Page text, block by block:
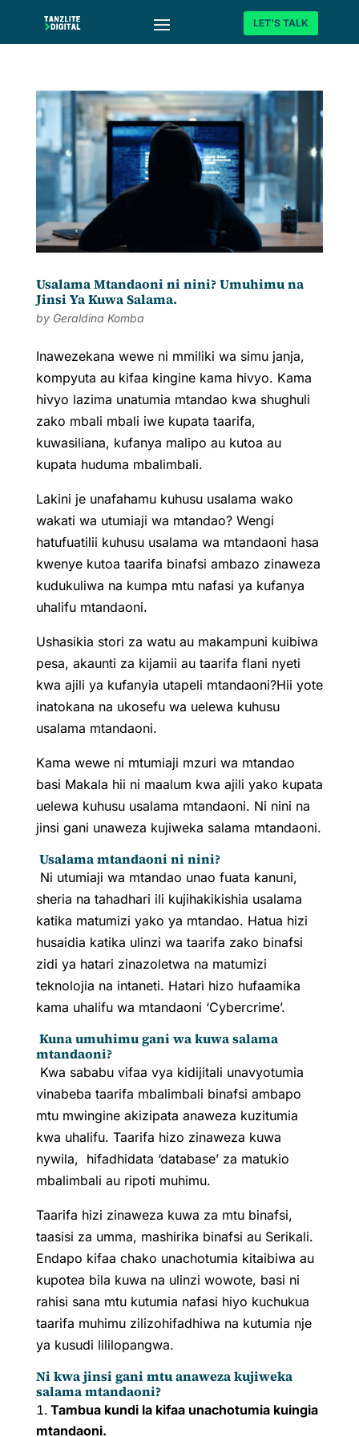
LET'S TALK
Usalama Mtandaoni ni nini? Umuhimu na
Jinsi Ya Kuwa Salama.
by Geraldina Komba
Inawezekana wewe ni mmiliki wa simu janja,
kompyuta au kifaa kingine kama hivyo. Kama
hivyo lazima unatumia mtandao kwa shughuli
zako mbali mbali iwe kupata taarifa,
kuwasiliana, kufanya malipo au kutoa au
kupata huduma mbalimbali.
Lakini je unafahamu kuhusu usalama wako
wakati wa utumiaji wa mtandao? Wengi
hatufuatilii kuhusu usalama wa mtandaoni hasa
kwenye kutoa taarifa binafsi ambazo zinaweza
kudukuliwa na kumpa mtu nafasi ya kufanya
uhalifu mtandaoni.
Ushasikia stori za watu au makampuni kuibiwa
pesa, akaunti za kijamii au taarifa flani nyeti
kwa ajili ya kufanyia utapeli mtandaoni?Hii yote
inatokana na ukosefu wa uelewa kuhusu
usalama mtandaoni.
Kama wewe ni mtumiaji mzuri wa mtandao
basi Makala hii ni maalum kwa ajili yako kupata
uelewa kuhusu usalama mtandaoni. Ni nini na
jinsi gani unaweza kujiweka salama mtandaoni.
Usalama mtandaoni ni nini?
Ni utumiaji wa mtandao unao fuata kanuni,
sheria na tahadhari ili kujihakikishia usalama
katika matumizi yako ya mtandao. Hatua hizi
husaidia katika ulinzi wa taarifa zako binafsi
zidi ya hatari zinazoletwa na matumizi
teknolojia na intaneti. Hatari hizo hufaamika
kama uhalifu wa mtandaoni ‘Cybercrime’.
Kuna umuhimu gani wa kuwa salama
mtandaoni?
Kwa sababu vifaa vya kidijitali unavyotumia
vinabeba taarifa mbalimbali binafsi ambapo
mtu mwingine akizipata anaweza kuzitumia
kwa uhalifu. Taarifa hizo zinaweza kuwa
nywila, hifadhidata ‘database’ za matukio
mbalimbali au ripoti muhimu.
Taarifa hizi zinaweza kuwa za mtu binafsi,
taasisi za umma, mashirika binafsi au Serikali.
Endapo kifaa chako unachotumia kitaibiwa au
kupotea bila kuwa na ulinzi wowote, basi ni
rahisi sana mtu kutumia nafasi hiyo kuchukua
taarifa muhimu zilizohifadhiwa na kutumia nje
ya kusudi lililopangwa.
Ni kwa jinsi gani mtu anaweza kujiweka
salama mtandaoni?
Tambua kundi la kifaa unachotumia kuingia
mtandaoni.